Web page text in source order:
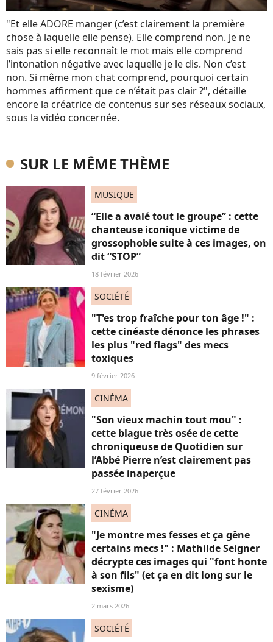
"Et elle ADORE manger (c’est clairement la première
chose à laquelle elle pense). Elle comprend non. Je ne
sais pas si elle reconnaît le mot mais elle comprend
l’intonation négative avec laquelle je le dis. Non c’est
non. Si même mon chat comprend, pourquoi certain
hommes affirment que ce n’était pas clair ?", détaille
encore la créatrice de contenus sur ses réseaux sociaux,
sous la vidéo concernée.
SUR LE MÊME THÈME
MUSIQUE
“Elle a avalé tout le groupe” : cette
chanteuse iconique victime de
grossophobie suite à ces images, on
dit “STOP”
18 février 2026
SOCIÉTÉ
"T'es trop fraîche pour ton âge !" :
cette cinéaste dénonce les phrases
les plus "red flags" des mecs
toxiques
9 février 2026
CINÉMA
"Son vieux machin tout mou" :
cette blague très osée de cette
chroniqueuse de Quotidien sur
l’Abbé Pierre n’est clairement pas
passée inaperçue
27 février 2026
CINÉMA
"Je montre mes fesses et ça gêne
certains mecs !" : Mathilde Seigner
décrypte ces images qui "font honte
à son fils" (et ça en dit long sur le
sexisme)
2 mars 2026
SOCIÉTÉ